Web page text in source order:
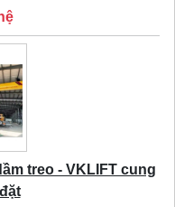
treo - VKLIFT cung